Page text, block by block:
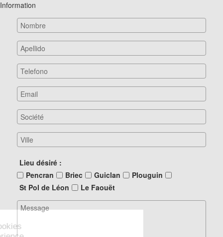
Information
Lieu désiré
Pencran
Briec Guiclan
Plouguin
St Pol de Léon
Le Faouët